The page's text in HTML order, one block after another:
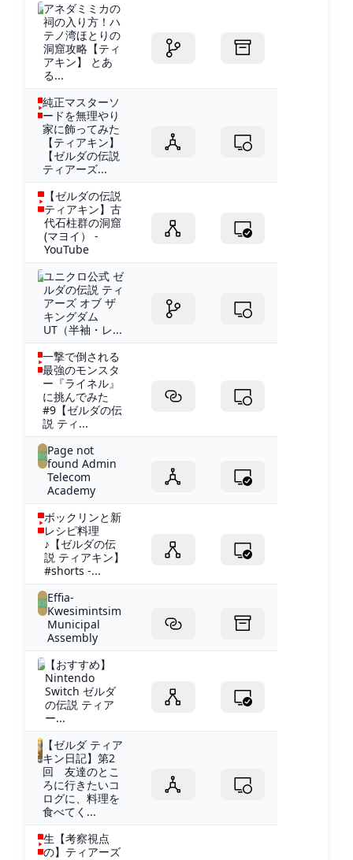
アネダミミカの
祠の入り方！ハ
テノ湾ほとりの
洞窟攻略【ティ
アキン】 とあ
る...
純正マスターソ
ードを無理やり
家に飾ってみた
【ティアキン】
【ゼルダの伝説
ティアーズ...
【ゼルダの伝説
ティアキン】古
代石柱群の洞窟
(マヨイ） -
YouTube
ユニクロ公式 ゼ
ルダの伝説 ティ
アーズ オブ ザ
キングダム
UT（半袖・レ...
一撃で倒される
最強のモンスタ
ー『ライネル』
に挑んでみた
#9【ゼルダの伝
説 ティ...
Page not
found Admin
Telecom
Academy
ボックリンと新
レシピ料理
♪【ゼルダの伝
説 ティアキン】
#shorts -...
Effia-
Kwesimintsim
Municipal
Assembly
【おすすめ】
Nintendo
Switch ゼルダ
の伝説 ティア
ー...
【ゼルダ ティア
キン日記】第2
回 友達のとこ
ろに行きたいコ
ログに、料理を
食べてく...
生【考察視点
の】ティアーズ